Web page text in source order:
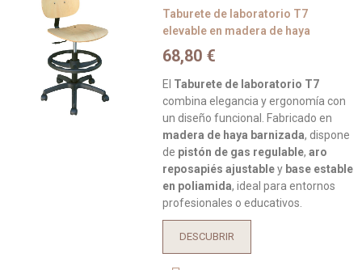
Taburete de laboratorio T7
elevable en madera de haya
68,80 €
El Taburete de laboratorio T7
combina elegancia y ergonomía con
un diseño funcional. Fabricado en
madera de haya barnizada, dispone
de pistón de gas regulable,aro
reposapiés ajustabley base estable
en poliamida, ideal para entornos
profesionales o educativos.
DESCUBRIR